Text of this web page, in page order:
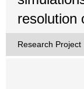
resolution
Research Project